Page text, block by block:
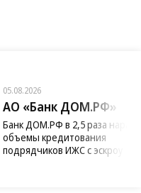
05.08.2026
АО «Банк ДОМ.РФ»
Банк ДОМ.РФ в 2,5 раза
объемы кредитования
подрядчиков ИЖС с эскроу